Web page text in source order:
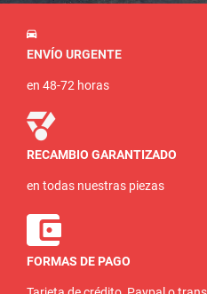
ENVÍO URGENTE
en 48-72 horas
RECAMBIO GARANTIZADO
en todas nuestras piezas
FORMAS DE PAGO